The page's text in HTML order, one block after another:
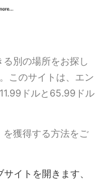
別の場所をお探し
このサイトは、エン
ドルと65.99ドル
獲得する方法をご
イトを開きます、